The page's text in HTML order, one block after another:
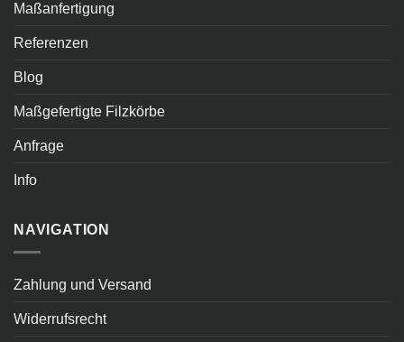
Maßanfertigung
Referenzen
Blog
Maßgefertigte Filzkörbe
Anfrage
Info
NAVIGATION
Zahlung und Versand
Widerrufsrecht